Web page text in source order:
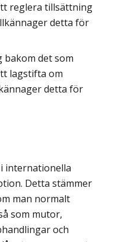
reglera tillsättning
detta för
bakom det som
lagstifta om
detta för
internationella
Detta stämmer
man normalt
som mutor,
och